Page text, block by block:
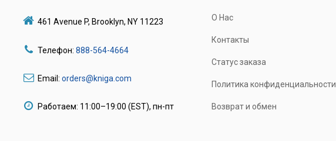
461 Avenue P, Brooklyn, NY 11223
Телефон: 888-564-4664
Email: orders@kniga.com
Работаем: 11:00–19:00 (EST), пн-пт
О Нас
Контакты
Статус заказа
Политика конфиденциальности
Возврат и обмен